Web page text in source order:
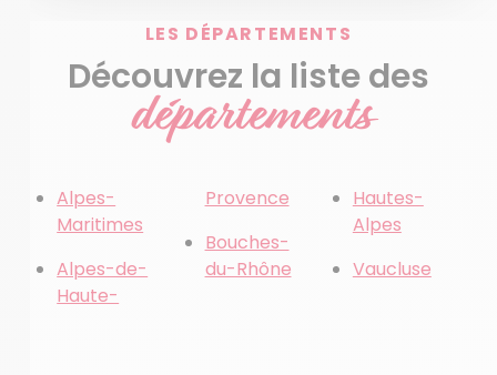
LES DÉPARTEMENTS
Découvrez la liste des
départements
Alpes-
Maritimes
Alpes-de-
Haute-
Provence
Bouches-
du-Rhône
Hautes-
Alpes
Vaucluse